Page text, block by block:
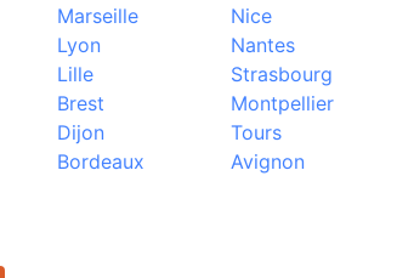
Marseille
Lyon
Lille
Brest
Dijon
Bordeaux
Nice
Nantes
Strasbourg
Montpellier
Tours
Avignon